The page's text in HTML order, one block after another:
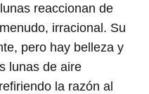
reaccionan de
irracional. Su
pero hay belleza y
lunas de aire
la razón al